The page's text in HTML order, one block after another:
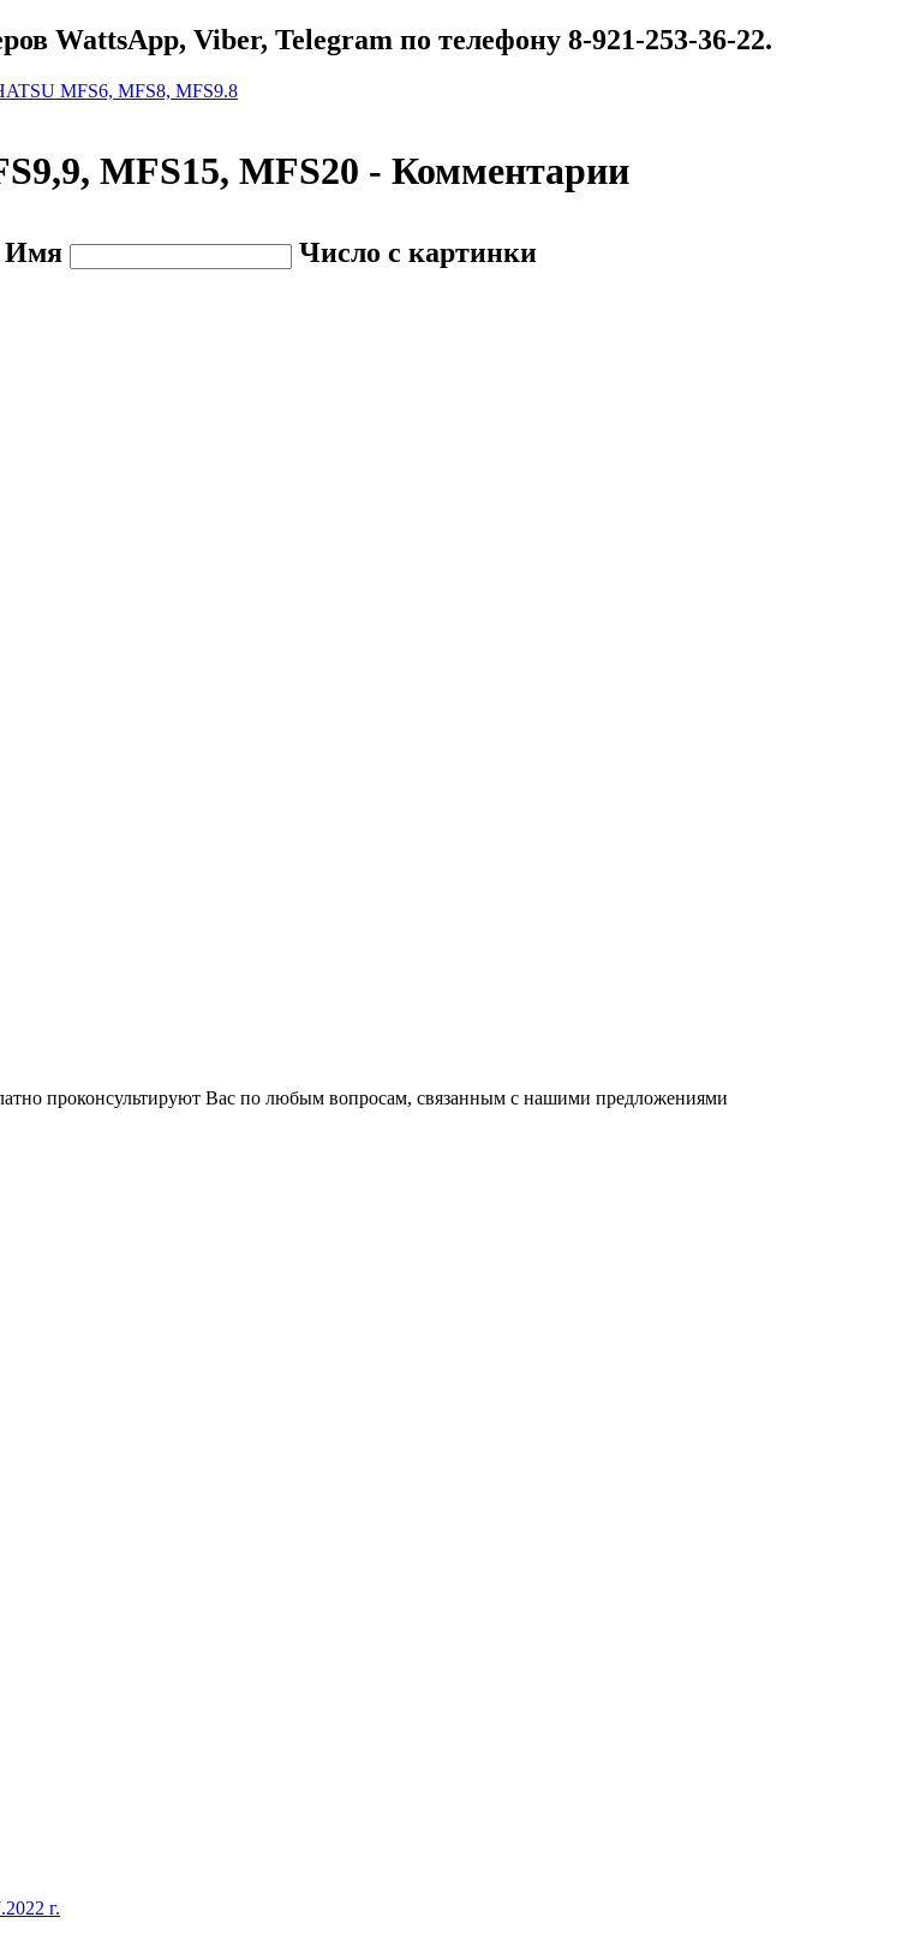
WattsApp, Viber, Telegram по телефону 8-921-253-36-22.
MFS6, MFS8, MFS9.8
MFS15, MFS20 - Комментарии
Имя Число с картинки
проконсультируют Вас по любым вопросам, связанным с нашими предложениями
г.